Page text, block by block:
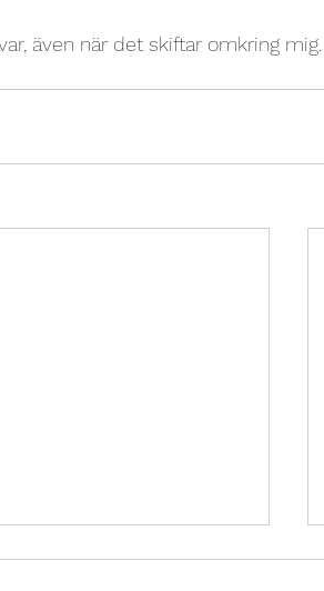
även när det skiftar omkring